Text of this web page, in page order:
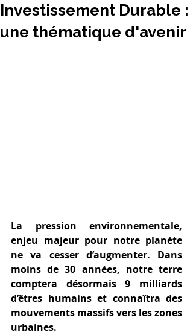
Investissement Durable :
une thématique d'avenir
La pression environnementale,
enjeu majeur pour notre planète
ne va cesser d’augmenter. Dans
moins de 30 années, notre terre
comptera désormais 9 milliards
d’êtres humains et connaîtra des
mouvements massifs vers les zones
urbaines.